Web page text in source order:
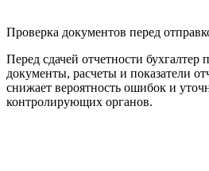
Проверка документов перед
Перед сдачей отчетности бухгалтер
документы, расчеты и показатели
снижает вероятность ошибок и
контролирующих органов.